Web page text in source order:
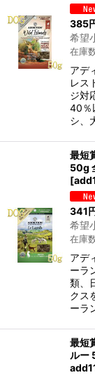
385
希望
在庫
アデ
レス
ジ対
40％
シ、
最短
50g
[
341
希望
在庫
アデ
ーラ
類、
クス
ーラ
最短
ルー